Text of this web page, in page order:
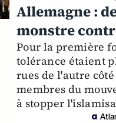
Allemagne :
monstre
Pour la première
tolérance étaient
rues de l'autre
membres du
à stopper